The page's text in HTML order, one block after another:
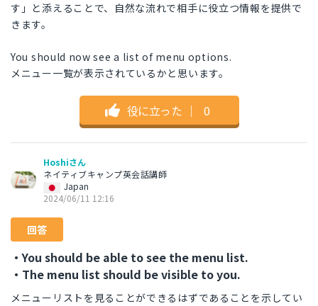
す」と添えることで、自然な流れで相手に役立つ情報を提供で
きます。
You should now see a list of menu options.
メニュー一覧が表示されているかと思います。
役に立った ｜ 0
Hoshiさん
ネイティブキャンプ英会話講師
Japan
2024/06/11 12:16
回答
・You should be able to see the menu list.
・The menu list should be visible to you.
メニューリストを見ることができるはずであることを示してい